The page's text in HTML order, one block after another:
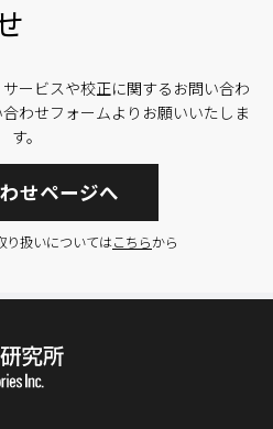
ービスや校正に関するお問い合わ
わせフォームよりお願いいたしま
す。
せページへ
り扱いについてはこちらから